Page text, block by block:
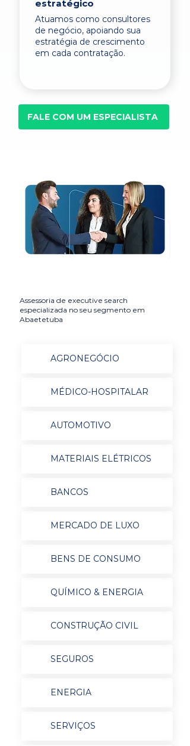
estratégico
Atuamos como consultores
de negócio, apoiando sua
estratégia de crescimento
em cada contratação.
FALE COM UM ESPECIALISTA
Assessoria de executive search
especializada no seu segmento em
Abaetetuba
AGRONEGÓCIO
MÉDICO-HOSPITALAR
AUTOMOTIVO
MATERIAIS ELÉTRICOS
BANCOS
MERCADO DE LUXO
BENS DE CONSUMO
QUÍMICO & ENERGIA
CONSTRUÇÃO CIVIL
SEGUROS
ENERGIA
SERVIÇOS